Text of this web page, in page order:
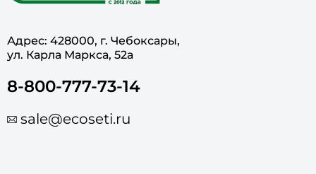
Адрес: 428000, г. Чебоксары,
ул. Карла Маркса, 52а
8-800-777-73-14
sale@ecoseti.ru